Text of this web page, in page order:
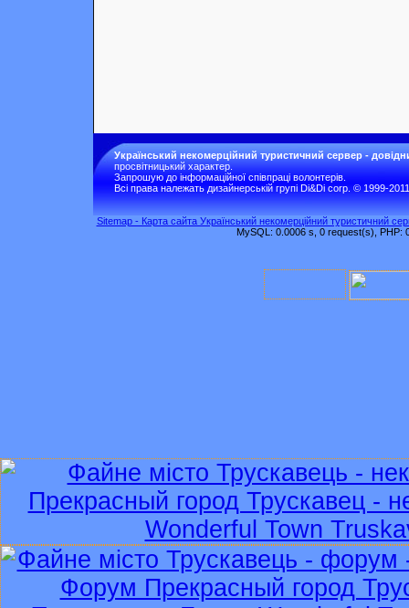
Український некомерційний туристичний сервер -
просвітницький характер.
Запрошую до інформаційної співпраці волонтерів.
Всі права належать дизайнерській групі Di&Di corp. © 1999-2011
Sitemap - Карта сайта Український некомерційний туристичний
MySQL: 0.0006 s, 0 request(s), PHP: